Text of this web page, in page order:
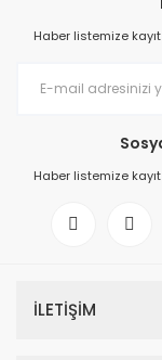
Haber listemize
Haber listemize
İLETİŞİM